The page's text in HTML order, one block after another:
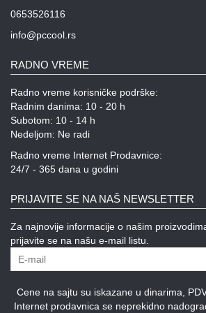
0653526116
info@pccool.rs
RADNO VREME
Radno vreme korisničke podrške:
Radnim danima: 10 - 20 h
Subotom: 10 - 14 h
Nedeljom: Ne radi
Radno vreme Internet Prodavnice:
24/7 - 365 dana u godini
PRIJAVITE SE NA NAŠ NEWSLETTER
Za najnovije informacije o našim
prijavite se na našu e-mail listu.
Cene na sajtu su iskazane u dinarima,
Internet prodavnica se neprekidno